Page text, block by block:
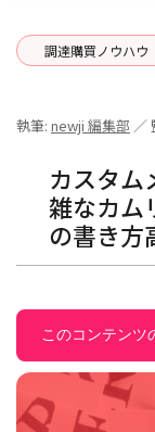
調達購買ノウハウ
執筆: newji 編集部 ／
カスタム
雑なカム
の書き方
このコンテンツ